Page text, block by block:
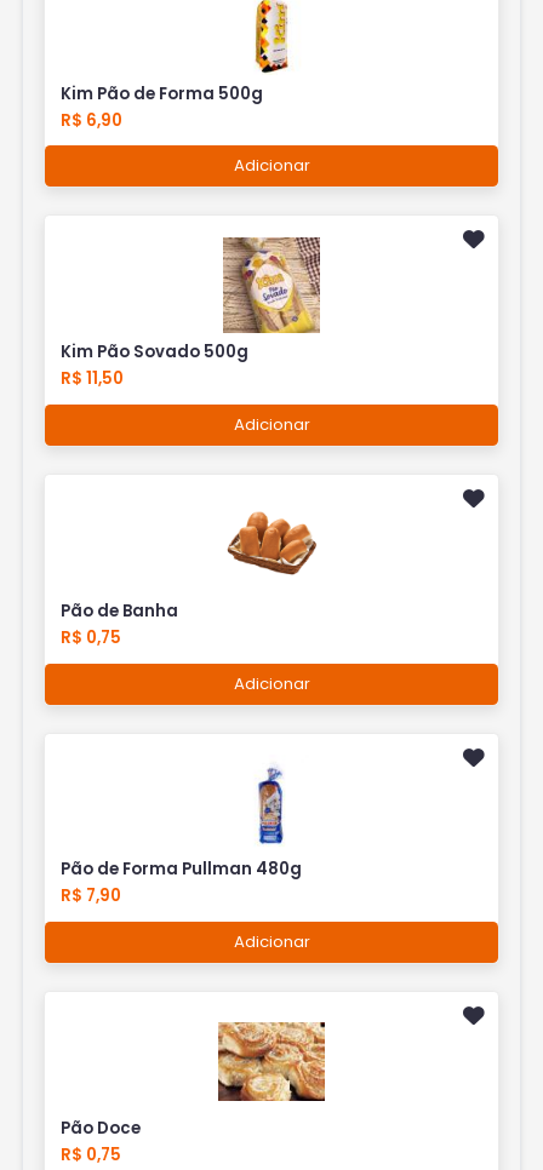
Kim Pão de Forma 500g
R$ 6,90
Adicionar
Kim Pão Sovado 500g
R$ 11,50
Adicionar
Pão de Banha
R$ 0,75
Adicionar
Pão de Forma Pullman 480g
R$ 7,90
Adicionar
Pão Doce
R$ 0,75